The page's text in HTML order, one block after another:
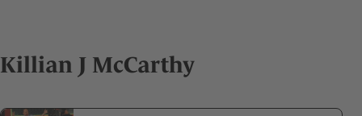
Killian J McCarthy